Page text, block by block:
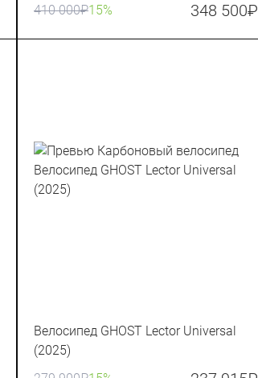
410 000₽15% 348 500₽
Велосипед GHOST Lector Universal
(2025)